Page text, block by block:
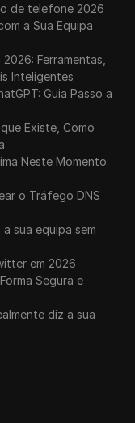
de telefone 2026
a Sua Equipa
Ferramentas,
Inteligentes
Guia Passo a
Existe, Como
Neste Momento:
o Tráfego DNS
sua equipa sem
em 2026
Segura e
diz a sua